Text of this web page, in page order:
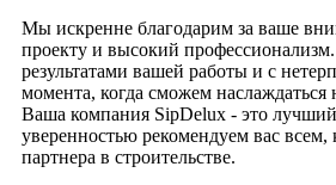
Мы искренне благодарим за ваше
проекту и высокий
результатами вашей работы и с
момента, когда сможем
Ваша компания SipDelux - это
уверенностью рекомендуем вас
партнера в строительстве.